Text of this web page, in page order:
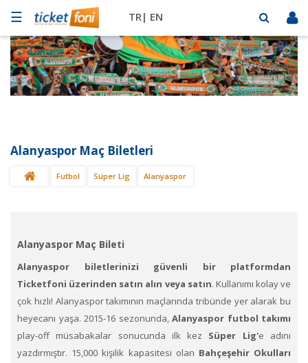
☰ TR| EN
Futbol
Basketbol
Mekanlar
Diğer
Alanyaspor Maç Biletleri
Futbol Süper Lig Alanyaspor
Alanyaspor Maç Bileti
Alanyaspor biletlerinizi güvenli bir platformdan
Ticketfoni üzerinden satın alın veya satın. Kullanımı kolay ve
çok hızlı! Alanyaspor takımının maçlarında tribünde yer alarak bu
heyecanı yaşa. 2015-16 sezonunda,Alanyaspor futbol takımı
play-off müsabakalar sonucunda ilk kez Süper Lig'e adını
yazdırmıştır. 15,000 kişilik kapasitesi olan Bahçeşehir Okulları